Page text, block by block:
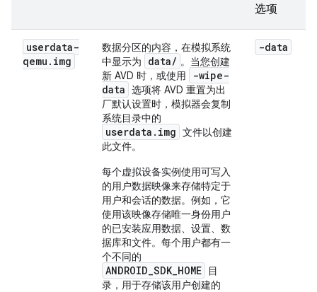
选项
userdata-
qemu . img
数据分区的内容，在模拟系统
中显示为
data/ 。当您创建
新 AVD 时，或使用
-wipe-
data 选项将 AVD 重置为出
厂默认设置时，模拟器会复制
系统目录中的
userdata.img 文件以创建
此文件。
每个虚拟设备实例使用可写入
的用户数据映像来存储特定于
用户和会话的数据。例如，它
使用该映像存储唯一身份用户
的已安装应用数据、设置、数
据库和文件。每个用户都有一
个不同的
ANDROID_SDK_HOME
目
录，用于存储该用户创建的
-data